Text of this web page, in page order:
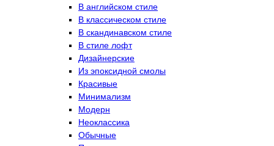
В английском стиле
В классическом стиле
В скандинавском стиле
В стиле лофт
Дизайнерские
Из эпоксидной смолы
Красивые
Минимализм
Модерн
Неоклассика
Обычные